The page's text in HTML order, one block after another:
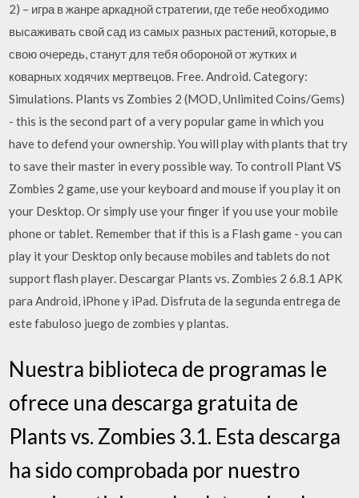
2) – игра в жанре аркадной стратегии, где тебе необходимо
высаживать свой сад из самых разных растений, которые, в
свою очередь, станут для тебя обороной от жутких и
коварных ходячих мертвецов. Free. Android. Category:
Simulations. Plants vs Zombies 2 (MOD, Unlimited Coins/Gems)
- this is the second part of a very popular game in which you
have to defend your ownership. You will play with plants that try
to save their master in every possible way. To controll Plant VS
Zombies 2 game, use your keyboard and mouse if you play it on
your Desktop. Or simply use your finger if you use your mobile
phone or tablet. Remember that if this is a Flash game - you can
play it your Desktop only because mobiles and tablets do not
support flash player. Descargar Plants vs. Zombies 2 6.8.1 APK
para Android, iPhone y iPad. Disfruta de la segunda entrega de
este fabuloso juego de zombies y plantas.
Nuestra biblioteca de programas le
ofrece una descarga gratuita de
Plants vs. Zombies 3.1. Esta descarga
ha sido comprobada por nuestro